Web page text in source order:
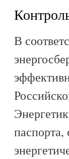
В
паспорта,